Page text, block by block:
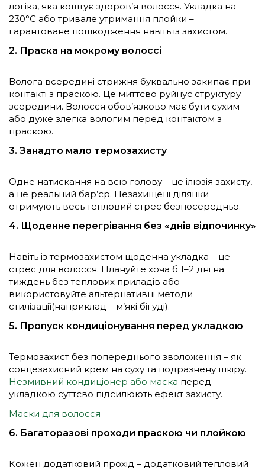
логіка, яка коштує здоров’я волосся. Укладка на
230°С або тривале утримання плойки –
гарантоване пошкодження навіть із захистом.
2. Праска на мокрому волоссі
Волога всередині стрижня буквально закипає при
контакті з праскою. Це миттєво руйнує структуру
зсередини. Волосся обов’язково має бути сухим
або дуже злегка вологим перед контактом з
праскою.
3. Занадто мало термозахисту
Одне натискання на всю голову – це ілюзія захисту,
а не реальний бар’єр. Незахищені ділянки
отримують весь тепловий стрес безпосередньо.
4. Щоденне перегрівання без «днів відпочинку»
Навіть із термозахистом щоденна укладка – це
стрес для волосся. Плануйте хоча б 1–2 дні на
тиждень без теплових приладів або
використовуйте альтернативні методи
стилізації(наприклад – м’які бігуді).
5. Пропуск кондиціонування перед укладкою
Термозахист без попереднього зволоження – як
сонцезахисний крем на суху та подразнену шкіру.
Незмивний кондиціонер або маска перед
укладкою суттєво підсилюють ефект захисту.
Маски для волосся
6. Багаторазові проходи праскою чи плойкою
Кожен додатковий прохід – додатковий тепловий